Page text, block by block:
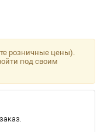
розничные цены).
под своим